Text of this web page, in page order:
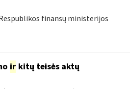
finansų ministerijos
irkitų teisės aktų